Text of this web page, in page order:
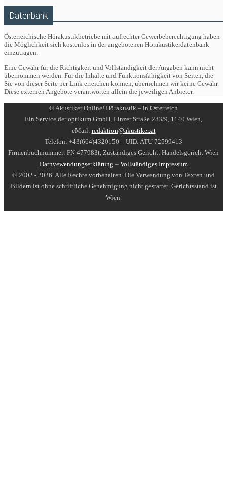
Datenbank
Österreichische Hörakustikbetriebe mit aufrechter Gewerbeberechtigung haben
die Möglichkeit sich kostenlos in der angebotenen Hörakustikerdatenbank
einzutragen.
Eine Gewähr für die Richtigkeit und Vollständigkeit der Angaben kann nicht
übernommen werden. Für die Inhalte und Funktionsfähigkeit von Seiten, die
Sie von dieser Seite per Link erreichen können, übernehmen wir keine Gewähr.
Diese externen Angebote verantworten allein die jeweiligen Anbieter.
© Akustiker Online! Hörakustik – in Österreich
Ein Service der optikum GmbH, Linzer Straße 283/9, 1140 Wien,
eMail: redaktion@akustiker.at
Telefon: +43(664)4320150 – UID: ATU 72599413
Firmenbuchnummer: FN 477983t, Zuständiges Gericht: Handelsgericht Wien
Datnvewendungserklärung – Vollständiges Impressum
© 2002 - 2026. Alle Rechte vorbehalten. Die Verwendung von Texten und
Bildern ist ohne schriftliche Genehmigung nicht gestattet. Gerichtsstand ist
Wien.